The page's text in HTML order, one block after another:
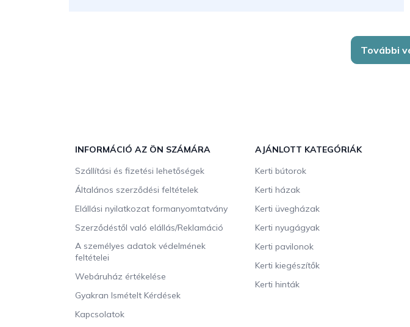
További
INFORMÁCIÓ AZ ÖN SZÁMÁRA
Szállítási és fizetési lehetőségek
Általános szerződési feltételek
Elállási nyilatkozat formanyomtatvány
Szerződéstől való elállás/Reklamáció
A személyes adatok védelmének
feltételei
Webáruház értékelése
Gyakran Ismételt Kérdések
Kapcsolatok
AJÁNLOTT KATEGÓRIÁK
Kerti bútorok
Kerti házak
Kerti üvegházak
Kerti nyugágyak
Kerti pavilonok
Kerti kiegészítők
Kerti hinták